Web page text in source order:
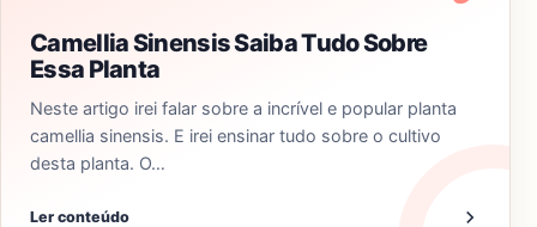
Camellia Sinensis Saiba Tudo Sobre
Essa Planta
Neste artigo irei falar sobre a incrível e popular planta
camellia sinensis. E irei ensinar tudo sobre o cultivo
desta planta. O…
Ler conteúdo